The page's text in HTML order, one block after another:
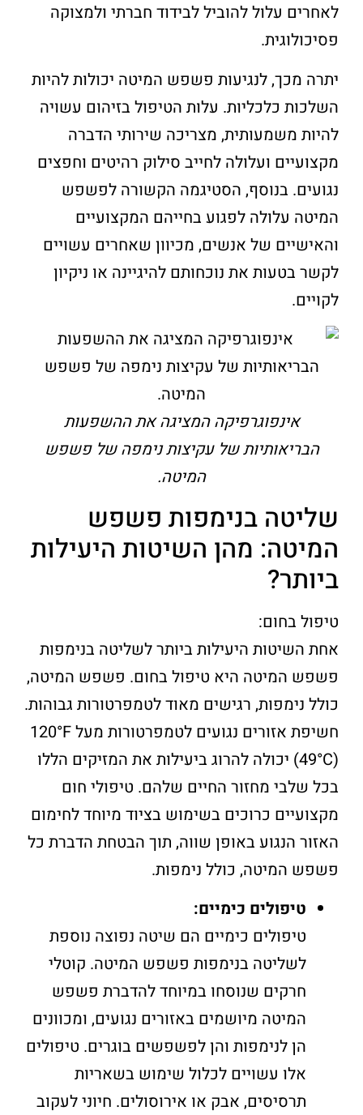
לאחרים עלול להוביל לבידוד חברתי ולמצוקה
פסיכולוגית.
יתרה מכך, לנגיעות פשפש המיטה יכולות להיות
השלכות כלכליות. עלות הטיפול בזיהום עשויה
להיות משמעותית, מצריכה שירותי הדברה
מקצועיים ועלולה לחייב סילוק רהיטים וחפצים
נגועים. בנוסף, הסטיגמה הקשורה לפשפש
המיטה עלולה לפגוע בחייהם המקצועיים
והאישיים של אנשים, מכיוון שאחרים עשויים
לקשר בטעות את נוכחותם להיגיינה או ניקיון
לקויים.
אינפוגרפיקה המציגה את ההשפעות
הבריאותיות של עקיצות נימפה של פשפש
המיטה.
שליטה בנימפות פשפש
המיטה: מהן השיטות היעילות
ביותר?
טיפול בחום:
אחת השיטות היעילות ביותר לשליטה בנימפות
פשפש המיטה היא טיפול בחום. פשפש המיטה,
כולל נימפות, רגישים מאוד לטמפרטורות גבוהות.
חשיפת אזורים נגועים לטמפרטורות מעל 120°F
(49°C) יכולה להרוג ביעילות את המזיקים הללו
בכל שלבי מחזור החיים שלהם. טיפולי חום
מקצועיים כרוכים בשימוש בציוד מיוחד לחימום
האזור הנגוע באופן שווה, תוך הבטחת הדברת כל
פשפש המיטה, כולל נימפות.
טיפולים כימיים:
טיפולים כימיים הם שיטה נפוצה נוספת
לשליטה בנימפות פשפש המיטה. קוטלי
חרקים שנוסחו במיוחד להדברת פשפש
המיטה מיושמים באזורים נגועים, ומכוונים
הן לנימפות והן לפשפשים בוגרים. טיפולים
אלו עשויים לכלול שימוש בשאריות
תרסיסים, אבק או אירוסולים. חיוני לעקוב